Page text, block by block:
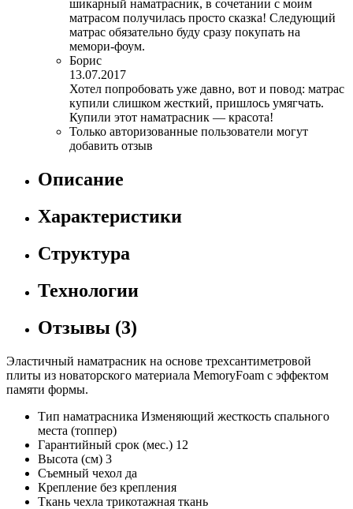
шикарный наматрасник, в сочетании с моим
матрасом получилась просто сказка! Следующий
матрас обязательно буду сразу покупать на
мемори-фоум.
Борис
13.07.2017
Хотел попробовать уже давно, вот и повод: матрас
купили слишком жесткий, пришлось умягчать.
Купили этот наматрасник — красота!
Только авторизованные пользователи могут
добавить отзыв
Описание
Характеристики
Структура
Технологии
Отзывы (3)
Эластичный наматрасник на основе трехсантиметровой
плиты из новаторского материала MemoryFoam с эффектом
памяти формы.
Тип наматрасника Изменяющий жесткость спального
места (топпер)
Гарантийный срок (мес.) 12
Высота (см) 3
Съемный чехол да
Крепление без крепления
Ткань чехла трикотажная ткань